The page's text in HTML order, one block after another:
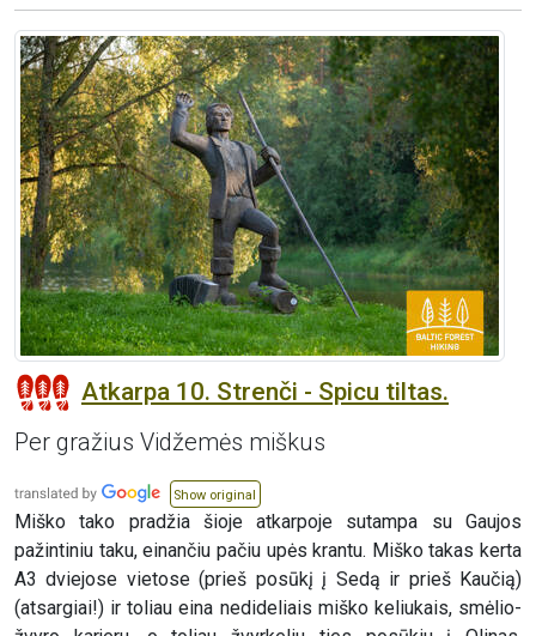
Atkarpa 10. Strenči - Spicu tiltas.
Per gražius Vidžemės miškus
Show original
Miško tako pradžia šioje atkarpoje sutampa su Gaujos
pažintiniu taku, einančiu pačiu upės krantu. Miško takas kerta
A3 dviejose vietose (prieš posūkį į Sedą ir prieš Kaučią)
(atsargiai!) ir toliau eina nedideliais miško keliukais, smėlio-